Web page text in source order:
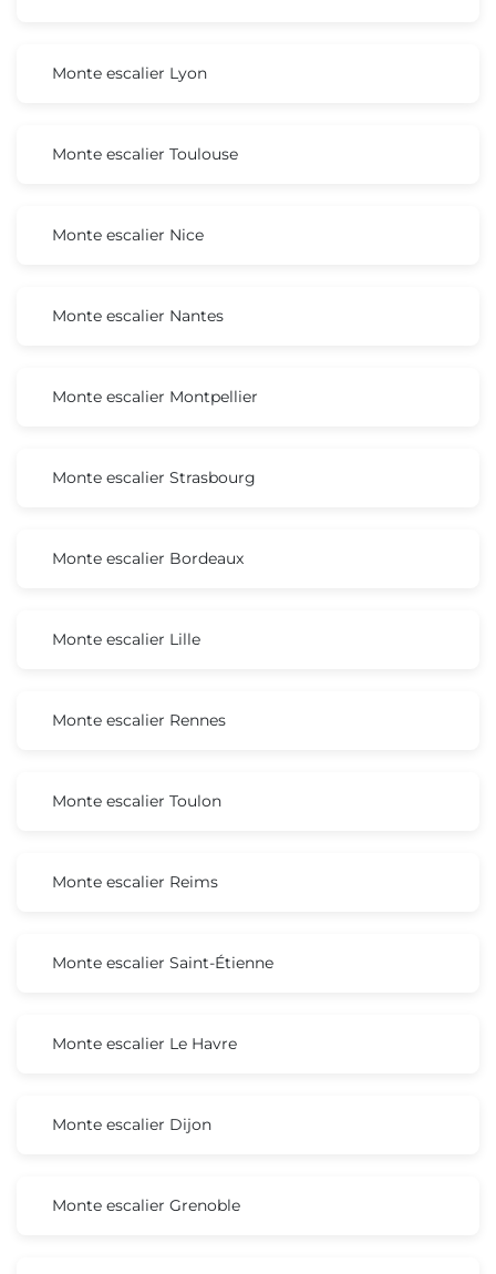
Monte escalier Lyon
Monte escalier Toulouse
Monte escalier Nice
Monte escalier Nantes
Monte escalier Montpellier
Monte escalier Strasbourg
Monte escalier Bordeaux
Monte escalier Lille
Monte escalier Rennes
Monte escalier Toulon
Monte escalier Reims
Monte escalier Saint-Étienne
Monte escalier Le Havre
Monte escalier Dijon
Monte escalier Grenoble